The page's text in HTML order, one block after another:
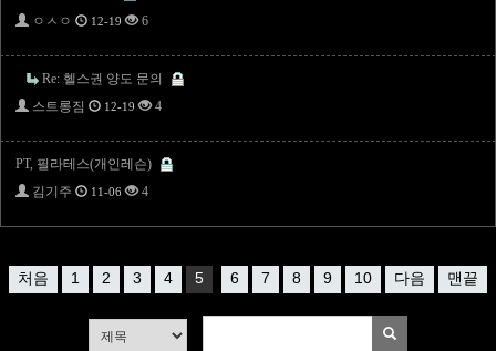
ㅇㅅㅇ
12-19 6
Re: 헬스권 양도 문의
스트롱짐
12-19 4
PT, 필라테스(개인레슨)
김기주
11-06 4
처음 1 2 3 4 5 6 7 8 9 10 다음 맨끝